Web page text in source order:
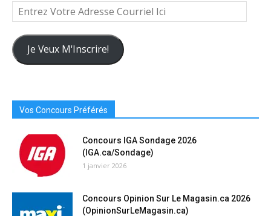
Entrez
Votre
Adresse
Courriel
Ici
Je Veux M'Inscrire!
Vos Concours Préférés
Concours IGA Sondage 2026
(IGA.ca/Sondage)
1 janvier 2026
Concours Opinion Sur Le Magasin.ca 2026
(OpinionSurLeMagasin.ca)